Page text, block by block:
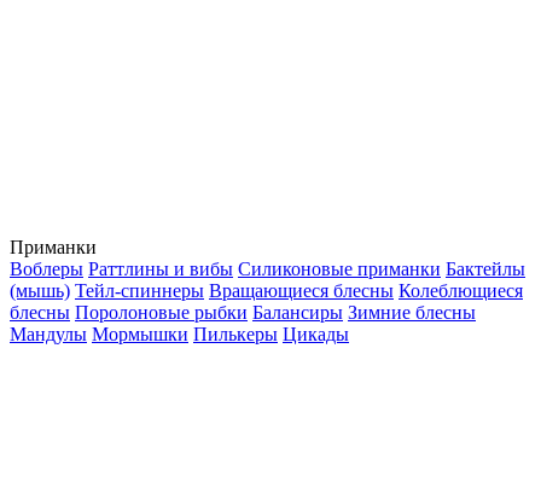
Приманки
Воблеры Раттлины и вибы Силиконовые приманки Бактейлы
(мышь) Тейл-спиннеры Вращающиеся блесны Колеблющиеся
блесны Поролоновые рыбки Балансиры Зимние блесны
Мандулы Мормышки Пилькеры Цикады